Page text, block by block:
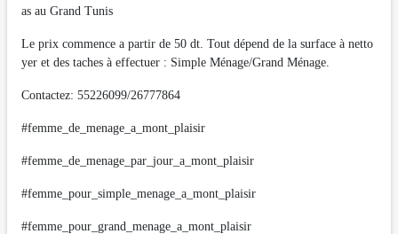
as au Grand Tunis
Le prix commence a partir de 50 dt. Tout dépend de la surface à netto
yer et des taches à effectuer : Simple Ménage/Grand Ménage.
Contactez: 55226099/26777864
#femme_de_menage_a_mont_plaisir
#femme_de_menage_par_jour_a_mont_plaisir
#femme_pour_simple_menage_a_mont_plaisir
#femme_pour_grand_menage_a_mont_plaisir